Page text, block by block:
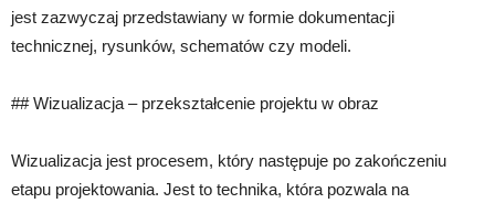
jest zazwyczaj przedstawiany w formie dokumentacji
technicznej, rysunków, schematów czy modeli.
## Wizualizacja – przekształcenie projektu w obraz
Wizualizacja jest procesem, który następuje po zakończeniu
etapu projektowania. Jest to technika, która pozwala na